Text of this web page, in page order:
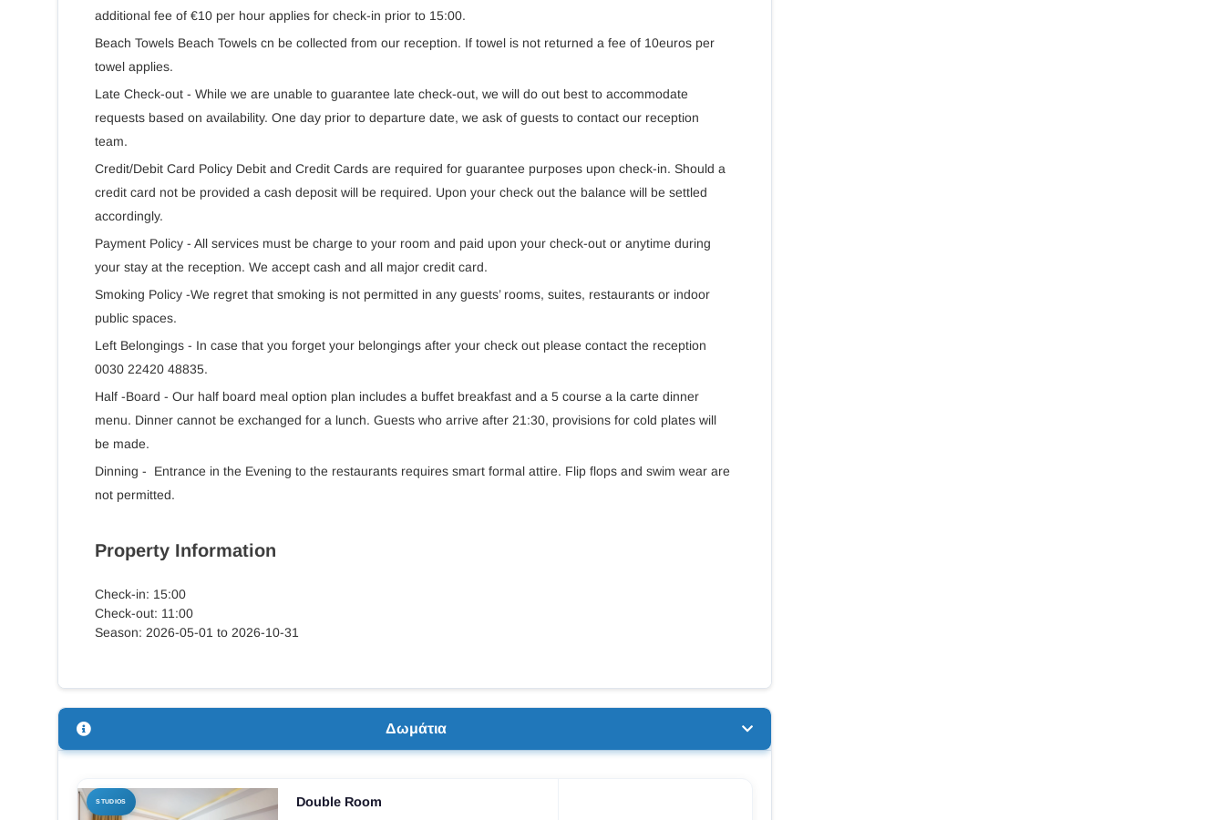
additional fee of €10 per hour applies for check-in prior to 15:00.
Beach Towels Beach Towels cn be collected from our reception. If towel is not returned a fee of 10euros per
towel applies.
Late Check-out - While we are unable to guarantee late check-out, we will do out best to accommodate
requests based on availability. One day prior to departure date, we ask of guests to contact our reception
team.
Credit/Debit Card Policy Debit and Credit Cards are required for guarantee purposes upon check-in. Should a
credit card not be provided a cash deposit will be required. Upon your check out the balance will be settled
accordingly.
Payment Policy - All services must be charge to your room and paid upon your check-out or anytime during
your stay at the reception. We accept cash and all major credit card.
Smoking Policy -We regret that smoking is not permitted in any guests’ rooms, suites, restaurants or indoor
public spaces.
Left Belongings - In case that you forget your belongings after your check out please contact the reception
0030 22420 48835.
Half -Board - Our half board meal option plan includes a buffet breakfast and a 5 course a la carte dinner
menu. Dinner cannot be exchanged for a lunch. Guests who arrive after 21:30, provisions for cold plates will
be made.
Dinning - Entrance in the Evening to the restaurants requires smart formal attire. Flip flops and swim wear are
not permitted.
Property Information
Check-in: 15:00
Check-out: 11:00
Season: 2026-05-01 to 2026-10-31
Δωμάτια
STUDIOS Double Room